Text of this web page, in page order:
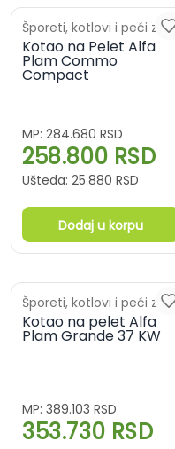
Šporeti, kotlovi i peći za
centralno grejanje
Kotao na Pelet Alfa
Plam Commo
Compact
MP: 284.680 RSD
258.800 RSD
Ušteda: 25.880 RSD
Dodaj u korpu
Šporeti, kotlovi i peći za
centralno grejanje
Kotao na pelet Alfa
Plam Grande 37 KW
MP: 389.103 RSD
353.730 RSD